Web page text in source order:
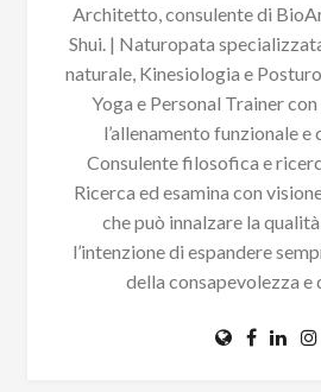
Architetto, consulente di
Shui. | Naturopata
naturale, Kinesiologia e
Yoga e Personal Trainer
l’allenamento funzionale e
Consulente filosofica e
Ricerca ed esamina con
che può innalzare la
l’intenzione di espandere
della consapevolezza e